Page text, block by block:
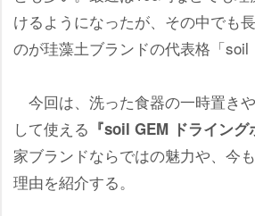
けるようになったが、その中でも
のが珪藻土ブランドの代表格「soil
今回は、洗った食器の一時置き
して使える 『soil GEM ドライング
家ブランドならではの魅力や、今
理由を紹介する。